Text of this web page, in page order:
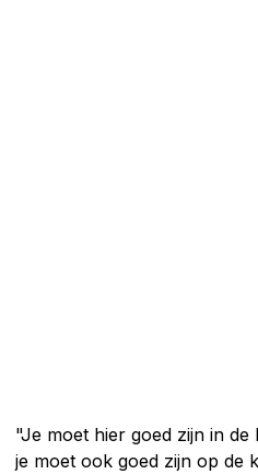
"Je moet hier goed zijn in
je moet ook goed zijn op de